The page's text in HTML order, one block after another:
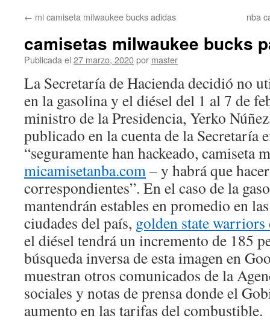
contenido
← mi camiseta milwaukee bucks adidas nba
camisetas milwaukee bucks
Publicada el 27 marzo, 2020por master
La Secretaría de Hacienda decidió no
en la gasolina y el diésel del 1 al 7 de
ministro de la Presidencia, Yerko
publicado en la cuenta de la Secretaría
“seguramente han hackeado, camiseta
micamisetanba.com– y habrá que
correspondientes”. En el caso de la
mantendrán estables en promedio en
ciudades del país, golden state warriors
el diésel tendrá un incremento de 185
búsqueda inversa de esta imagen en
muestran otros comunicados de la
sociales y notas de prensa donde el
aumento en las tarifas del combustible.